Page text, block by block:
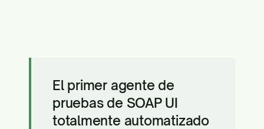
El primer agente de
pruebas de SOAP UI
totalmente automatizado